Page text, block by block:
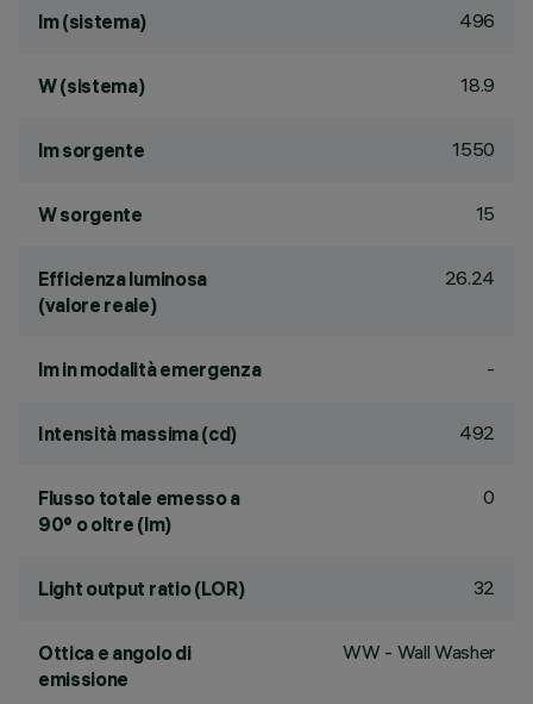
lm (sistema) 496
W (sistema) 18.9
lm sorgente 1550
W sorgente 15
Efficienza luminosa
(valore reale)
26.24
lm in modalità emergenza -
Intensità massima (cd) 492
Flusso totale emesso a
90° o oltre (lm)
0
Light output ratio (LOR) 32
Ottica e angolo di
emissione
WW - Wall Washer